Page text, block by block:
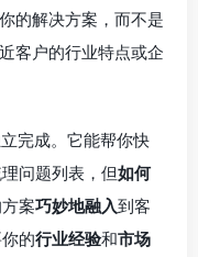
的解决方案，而不是
客户的行业特点或企
完成。它能帮你快
问题列表，但如何
案巧妙地融入到客
的行业经验和市场